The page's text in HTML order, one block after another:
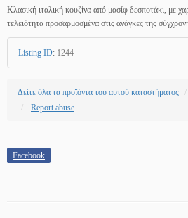
Κλασική ιταλική κουζίνα από μασίφ δεσποτάκι, με
τελειότητα προσαρμοσμένα στις ανάγκες της
Listing ID: 1244
Δείτε όλα τα προϊόντα του αυτού καταστήματος
Report abuse
Facebook